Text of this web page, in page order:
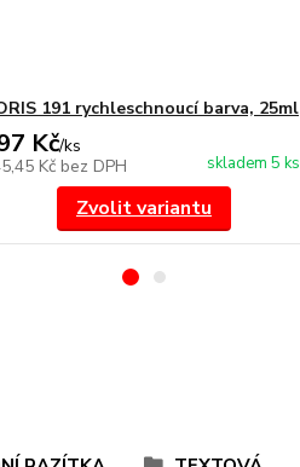
191 rychleschnoucí barva, 25ml
Kč/ks
Kč bez DPH skladem 5 ks
Zvolit variantu